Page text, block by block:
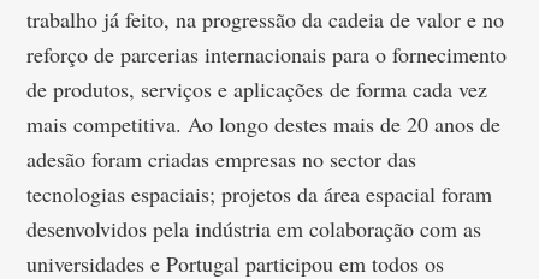
trabalho já feito, na progressão da cadeia de valor e no
reforço de parcerias internacionais para o fornecimento
de produtos, serviços e aplicações de forma cada vez
mais competitiva. Ao longo destes mais de 20 anos de
adesão foram criadas empresas no sector das
tecnologias espaciais; projetos da área espacial foram
desenvolvidos pela indústria em colaboração com as
universidades e Portugal participou em todos os